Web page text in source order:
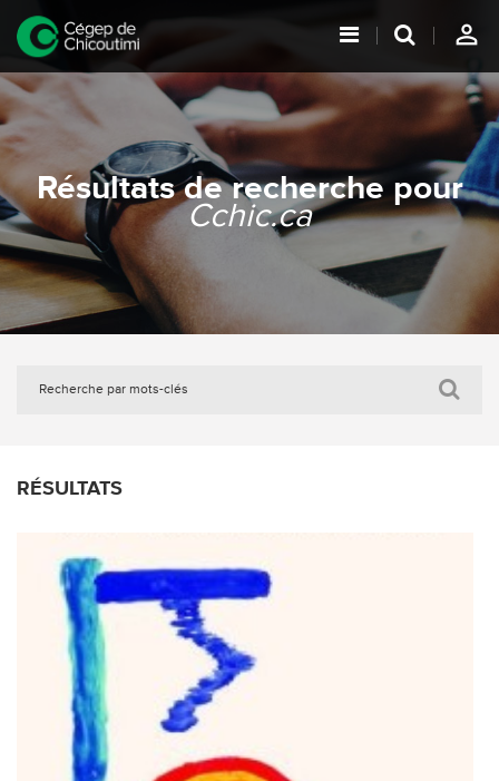
person_outline
Résultats de recherche pour
Cchic.ca
RÉSULTATS